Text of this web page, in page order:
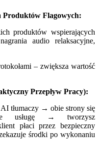
Produktów Flagowych:
produktów wspierających
audio relaksacyjne,
– zwiększa wartość
Przepływ Pracy):
tłumaczy → obie strony się
usługę → tworzysz
płaci przez bezpieczny
środki po wykonaniu